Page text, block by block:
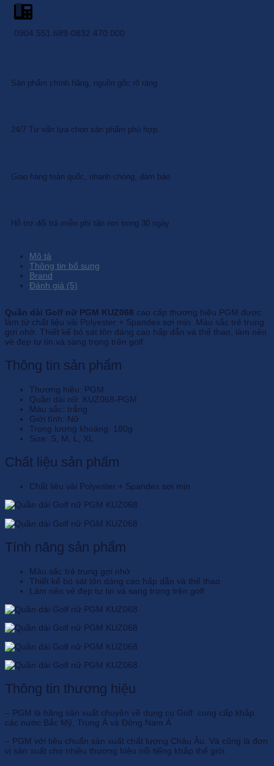
0904.551.689-0832.470.000
Sản phẩm chính hãng, nguồn gốc rõ ràng
24/7 Tư vấn lựa chọn sản phẩm phù hợp
Giao hàng toàn quốc, nhanh chóng, đảm bảo
Hỗ trợ đổi trả miễn phí tận nơi trong 30 ngày
Mô tả
Thông tin bổ sung
Brand
Đánh giá (5)
Quần dài Golf nữ PGM KUZ068 cao cấp thương hiệu PGM được
làm từ chất liệu vải Polyester + Spandex sợi mịn. Màu sắc trẻ trung
gợi nhớ. Thiết kế bó sát tôn dáng cao hấp dẫn và thể thao, làm nên
vẻ đẹp tự tin và sang trọng trên golf
Thông tin sản phẩm
Thương hiệu: PGM
Quần dài nữ: KUZ068-PGM
Màu sắc: trắng
Giới tính: Nữ
Trọng lượng khoảng: 180g
Size: S, M, L, XL
Chất liệu sản phẩm
Chất liệu vải Polyester + Spandex sợi mịn
Tính năng sản phẩm
Màu sắc trẻ trung gợi nhớ
Thiết kế bó sát tôn dáng cao hấp dẫn và thể thao
Làm nên vẻ đẹp tự tin và sang trọng trên golf
Thông tin thương hiệu
– PGM là hãng sản xuất chuyên về dụng cụ Golf cung cấp khắp
các nước Bắc Mỹ, Trung Á và Đông Nam Á
– PGM với tiêu chuẩn sản xuất chất lượng Châu Âu. Và cũng là đơn
vị sản xuất cho nhiều thương hiệu nổi tiếng khắp thế giới.